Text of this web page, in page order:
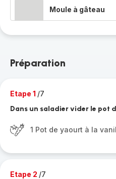
Moule à gâteau
Préparation
Etape 1 /7
Dans un saladier vider le pot
1 Pot de yaourt à la
Etape 2 /7